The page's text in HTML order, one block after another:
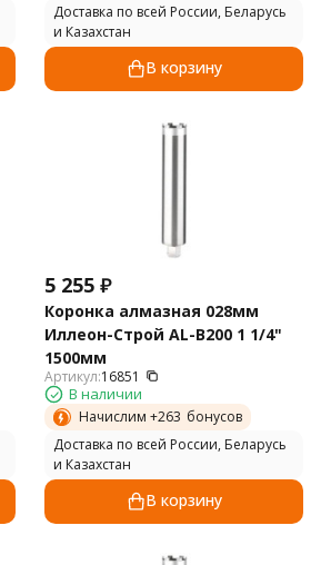
Доставка по всей России, Беларусь
и Казахстан
В корзину
5 255 ₽
Коронка алмазная 028мм
Иллеон-Строй AL-B200 1 1/4"
1500мм
Артикул:16851
В наличии
Начислим +263 бонусов
Доставка по всей России, Беларусь
и Казахстан
В корзину